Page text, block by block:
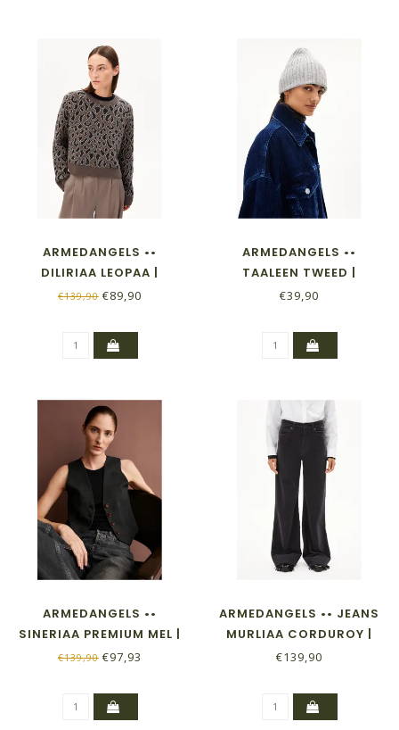
ARMEDANGELS ••
DILIRIAA LEOPAA |
WALNUT CREAM
€139,90 €89,90
ARMEDANGELS ••
TAALEEN TWEED |
OATMILK - BLACK
€39,90
ARMEDANGELS ••
SINERIAA PREMIUM MEL |
STEEL MELANGE
€139,90 €97,93
ARMEDANGELS •• JEANS
MURLIAA CORDUROY |
DARK STEEL
€139,90